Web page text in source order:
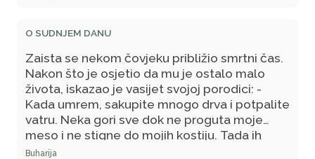
najbolje znaš! – odgovorio je on. – Allah mu je
oprostio.
O SUDNJEM DANU
Zaista se nekom čovjeku približio smrtni čas.
Nakon što je osjetio da mu je ostalo malo
života, iskazao je vasijet svojoj porodici: -
Kada umrem, sakupite mnogo drva i potpalite
vatru. Neka gori sve dok ne proguta moje
meso i ne stigne do mojih kostiju. Tada ih
uzmite i stucite, a prah moj bacite u more
Buharija